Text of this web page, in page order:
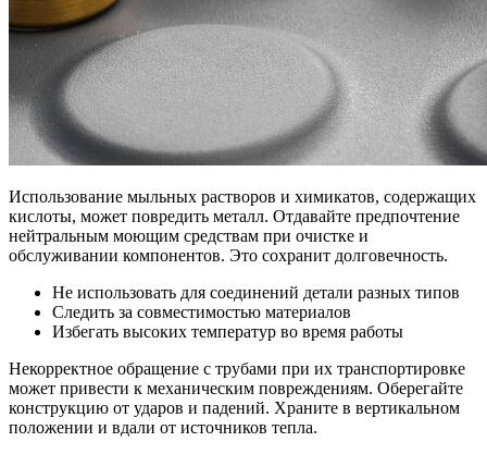
Использование мыльных растворов и химикатов, содержащих
кислоты, может повредить металл. Отдавайте предпочтение
нейтральным моющим средствам при очистке и
обслуживании компонентов. Это сохранит долговечность.
Не использовать для соединений детали разных типов
Следить за совместимостью материалов
Избегать высоких температур во время работы
Некорректное обращение с трубами при их транспортировке
может привести к механическим повреждениям. Оберегайте
конструкцию от ударов и падений. Храните в вертикальном
положении и вдали от источников тепла.